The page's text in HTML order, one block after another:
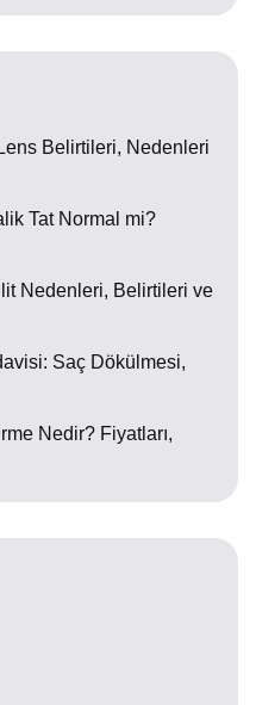
Belirtileri, Nedenleri
Tat Normal mi?
Nedenleri, Belirtileri ve
Saç Dökülmesi,
Nedir? Fiyatları,